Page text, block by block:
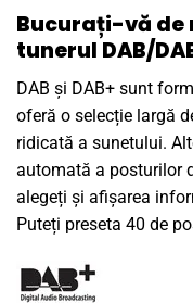
Bucurați-vă de
tunerul DAB/
DAB și DAB+ sunt
oferă o selecție largă
ridicată a sunetului.
automată a posturilor
alegeți și afișarea
Puteți preseta 40 de